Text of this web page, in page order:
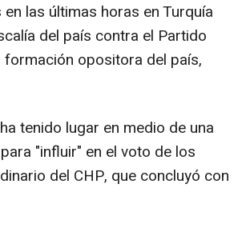
las últimas horas en Turquía
del país contra el Partido
formación opositora del país,
tenido lugar en medio de una
"influir" en el voto de los
del CHP, que concluyó con